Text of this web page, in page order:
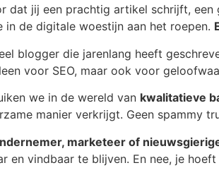
dat jij een prachtig artikel schrijft,
in de digitale woestijn aan het roepen.
blogger die jarenlang heeft
voor SEO, maar ook voor
we in de wereld van kwalitatieve
manier verkrijgt. Geen spammy
marketeer of
en vindbaar te blijven. En nee, je